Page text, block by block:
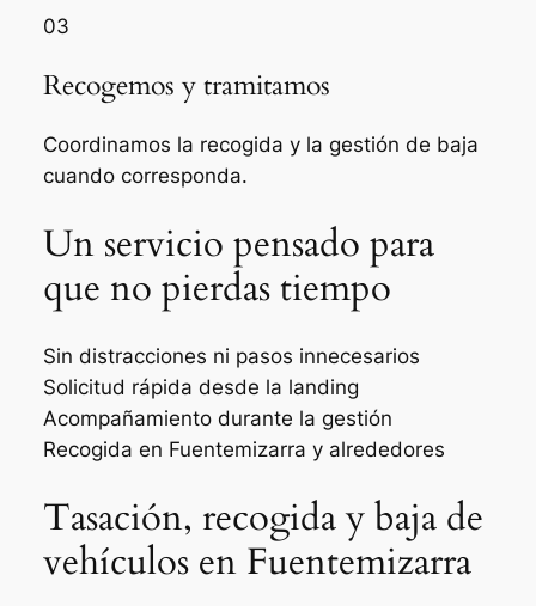
03
Recogemos y tramitamos
Coordinamos la recogida y la gestión de baja
cuando corresponda.
Un servicio pensado para
que no pierdas tiempo
Sin distracciones ni pasos innecesarios
Solicitud rápida desde la landing
Acompañamiento durante la gestión
Recogida en Fuentemizarra y alrededores
Tasación, recogida y baja de
vehículos en Fuentemizarra